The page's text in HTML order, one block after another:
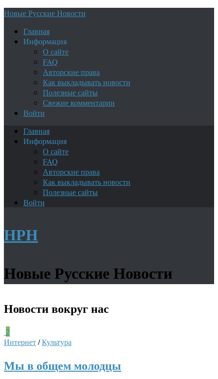
Новые Русские Новости
Главная
Информация
О сайте
FAQ
Авторские права
Как выкладывать новости
Полезные сайты
Свежие комментарии
Войти
Главная
Информация
О сайте
FAQ
Авторские права
Как выкладывать новости
Полезные сайты
Войти
НРН
Новые Русские Новости
Новостивокруг нас
2
Интернет/Культура
Мы в общем молодцы